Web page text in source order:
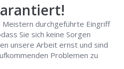
durchgeführte Eingriff
Sie sich keine Sorgen
unsere Arbeit ernst und sind
Problemen zu